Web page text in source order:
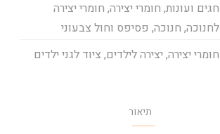
חגים ועונות, חומרי יצירה, חומרי יצירה
לחנוכה, חנוכה, פסיפס וחול צבעוני
חומרי יצירה, יצירה לילדים, ציוד לגני ילדים
תיאור